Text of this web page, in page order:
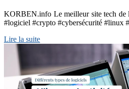
KORBEN.info Le meilleur site tech de
#logiciel #crypto #cybersécurité #linux
Lire la suite